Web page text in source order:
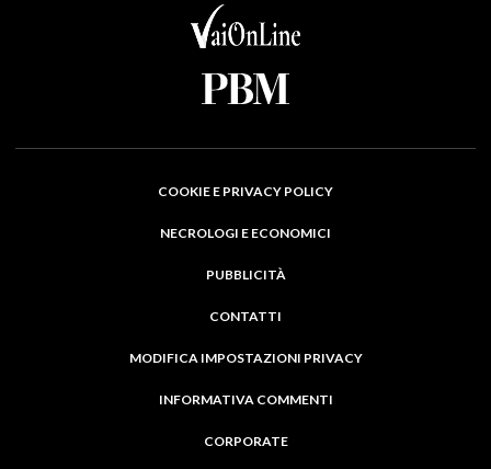
COOKIE E PRIVACY POLICY
NECROLOGI E ECONOMICI
PUBBLICITÀ
CONTATTI
MODIFICA IMPOSTAZIONI PRIVACY
INFORMATIVA COMMENTI
CORPORATE